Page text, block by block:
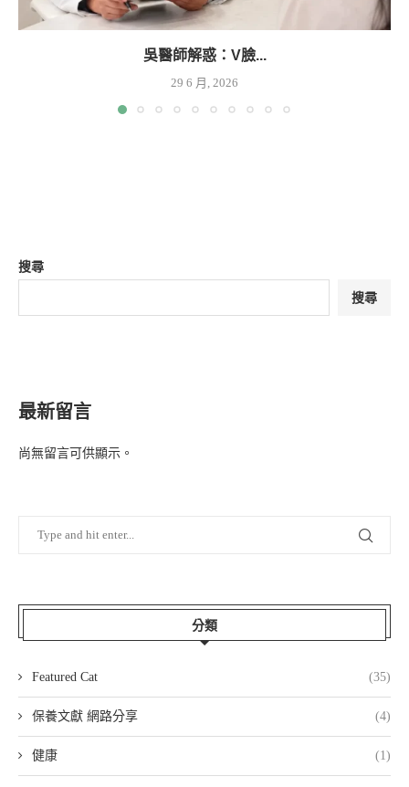
吳醫師解惑：V臉...
29 6 月, 2026
搜尋
搜尋
最新留言
尚無留言可供顯示。
分類
Featured Cat (35)
保養文獻 網路分享 (4)
健康 (1)